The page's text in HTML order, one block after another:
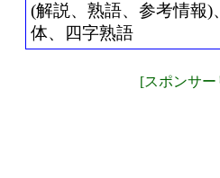
(解説、熟語、参考情報)
体、四字熟語
[スポンサ